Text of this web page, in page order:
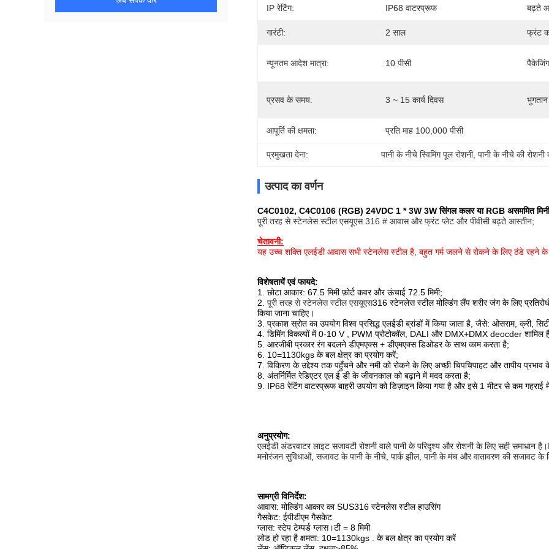
IP रेटिंग:
IP68 वाटरप्रूफ बढ़ते
गारंटी: 2 साल फ्रंट
न्यूनतम आदेश मात्रा: 10 पीसी
प्रसव के समय: 3 ~ 15 कार्य दिवस भुगतान
आपूर्ति की क्षमता: प्रति माह 100,000 पीसी
प्रमुखता देना: पानी के नीचे स्विमिंग पूल रोशनी, पानी के नीचे की
उत्पाद का वर्णन
C4C0102, C4C0106 (RGB) 24VDC 1 * 3W 3W सिंगल कलर या RGB असममित
पूरी तरह से स्टेनलेस स्टील एसयूएस 316 # आवास और फ्रंट प्लेट और पीवीसी बढ़ते आस्तीन;
चेतावनी:
यह उच्च शक्ति एलईडी आवास सभी स्टेनलेस स्टील है, बहुत गर्म जलने से रोकने के लिए ठंडे रहने के
विशेषतायें एवं फायदे:
1. छोटा आकार: 67.5 मिमी फ़ोर्ट कवर और ऊंचाई 72.5 मिमी;
2. पूरी तरह से स्टेनलेस स्टील एसयूएस316 स्टेनलेस स्टील मोल्डिंग लैंप शरीर जंग के लिए
किया जाना चाहिए।
3. प्रकाश स्रोत का उपयोग विश्व प्रसिद्ध एलईडी ब्रांडों में किया जाता है, जैसे: ओसराम, क्री,
4. डिमिंग विकल्पों में 0-10 V , PWM प्रोटोकॉल, DALI और DMX+DMX deocder शामिल
5. आरजीबी प्रकार रंग बदलने डीएमएक्स + डीएमएक्स डिओडर के साथ काम करता है;
6. 10=1130kgs के बल क्षेत्र का प्रयोग करें;
7. विकिरण के उद्देश्य तक पहुँचने और नमी को रोकने के लिए अच्छी चिपचिपाहट और तापीय
8. अंतर्निर्मित रेडिएटर एल ई डी के जीवनकाल को बढ़ाने में मदद करता है;
9. IP68 रेटिंग वाटरप्रूफ बाहरी उपयोग को डिज़ाइन किया गया है और इसे 1 मीटर से कम गहराई
अनुप्रयोग:
एलईडी अंडरवाटर लाइट सजावटी रोशनी वाले पानी के परिदृश्य और रोशनी के लिए सही समाधान
मनोरंजन सुविधाओं, सजावट के पानी के नीचे, पार्क झील, पानी के मंच और वातावरण की सजावट के
सामग्री विनिर्देश:
आवास: मोल्डिंग आकार का SUS316 स्टेनलेस स्टील हाउसिंग
गैसकेट: ईपीडीएम गैसकेट
ग्लास: स्टेप टेम्पर्ड ग्लास।टी = 8 मिमी
लोड हो रहा है क्षमता: 10=1130kgs . के बल क्षेत्र का प्रयोग करें